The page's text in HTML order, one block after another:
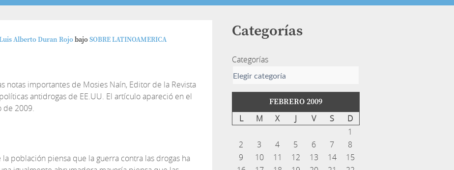
Alberto Duran RojobajoSOBRE LATINOAMERICA
notas importantes de Mosies Naín, Editor de la Revista
antidrogas de EE.UU. El artículo apareció en el
de 2009.
la población piensa que la guerra contra las drogas ha
Categorías
Categorías
FEBRERO 2009
L M X J V S D
1
2
3 4 5 6 7
8
9
10 11 12 13 14
15